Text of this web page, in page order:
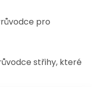
pro
střihy, které